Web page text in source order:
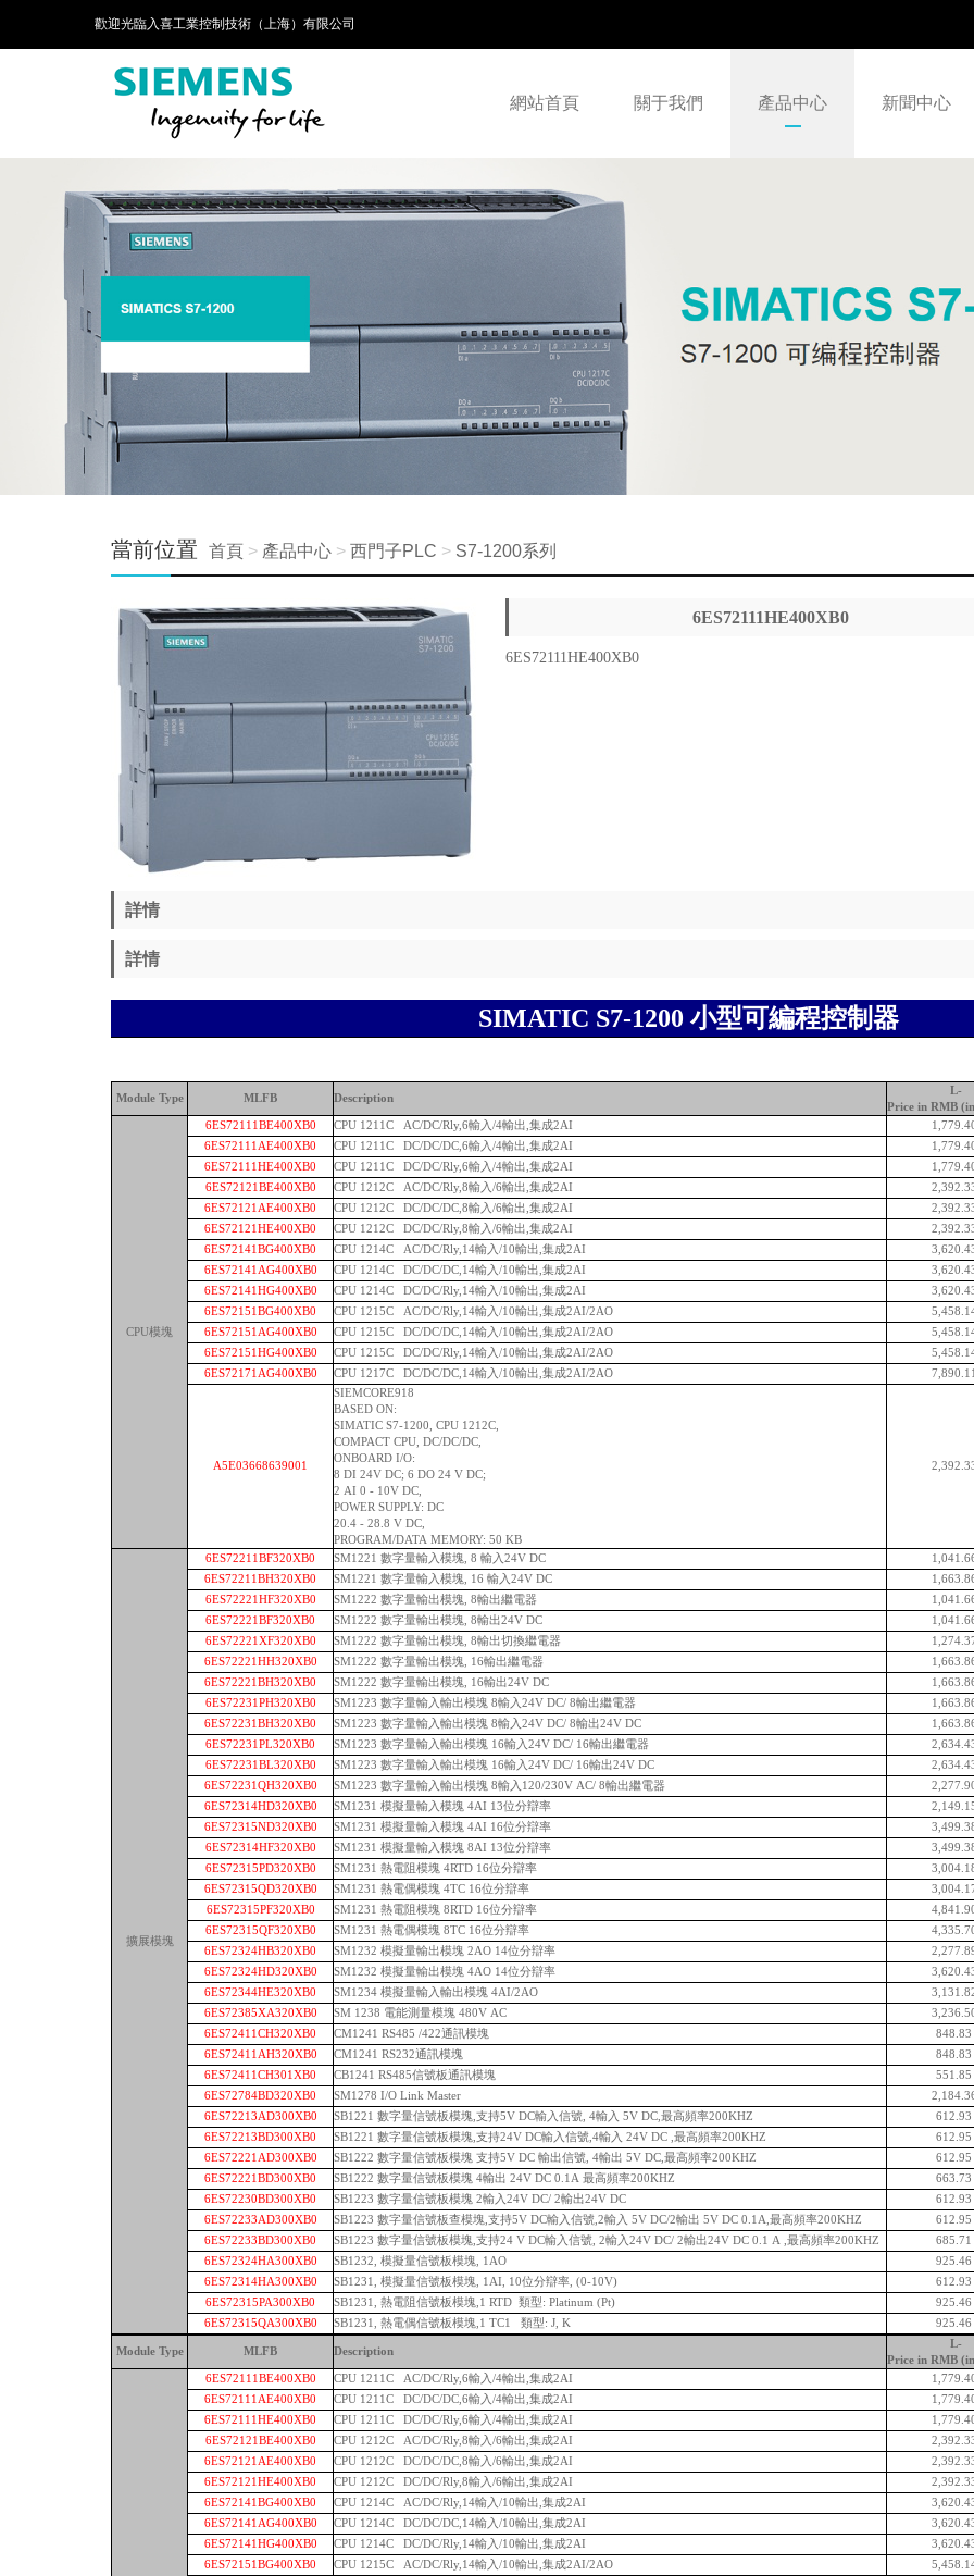
歡迎光臨入喜工業控制技術（上海）有限公司
網站首頁 關于我們 產品中心 新聞中心
當前位置 首頁 > 產品中心 > 西門子PLC > S7-1200系列
6ES72111HE400XB0
6ES72111HE400XB0
詳情
詳情
SIMATIC S7-1200 小型可編程控制器
Module Type MLFB Description
L-
Price in RMB
CPU模塊
6ES72111BE400XB0 CPU 1211C AC/DC/Rly,6輸入/4輸出,集成2AI
6ES72111AE400XB0
CPU 1211C DC/DC/DC,6輸入/4輸出,集成2AI
6ES72111HE400XB0
CPU 1211C DC/DC/Rly,6輸入/4輸出,集成2AI
6ES72121BE400XB0
CPU 1212C AC/DC/Rly,8輸入/6輸出,集成2AI
6ES72121AE400XB0
CPU 1212C DC/DC/DC,8輸入/6輸出,集成2AI
6ES72121HE400XB0
CPU 1212C DC/DC/Rly,8輸入/6輸出,集成2AI
6ES72141BG400XB0
CPU 1214C AC/DC/Rly,14輸入/10輸出,集成2AI
6ES72141AG400XB0
CPU 1214C DC/DC/DC,14輸入/10輸出,集成2AI
6ES72141HG400XB0
CPU 1214C DC/DC/Rly,14輸入/10輸出,集成2AI
6ES72151BG400XB0
CPU 1215C AC/DC/Rly,14輸入/10輸出,集成2AI/2AO
6ES72151AG400XB0
CPU 1215C DC/DC/DC,14輸入/10輸出,集成2AI/2AO
6ES72151HG400XB0
CPU 1215C DC/DC/Rly,14輸入/10輸出,集成2AI/2AO
6ES72171AG400XB0
CPU 1217C DC/DC/DC,14輸入/10輸出,集成2AI/2AO 7,890.11
A5E03668639001
SIEMCORE918
BASED ON:
SIMATIC S7-1200, CPU 1212C,
COMPACT CPU, DC/DC/DC,
ONBOARD I/O:
8 DI 24V DC; 6 DO 24 V DC;
2 AI 0 - 10V DC,
POWER SUPPLY: DC
20.4 - 28.8 V DC,
PROGRAM/DATA MEMORY: 50 KB
擴展模塊
6ES72211BF320XB0 SM1221 數字量輸入模塊, 8 輸入24V DC
6ES72211BH320XB0
SM1221 數字量輸入模塊, 16 輸入24V DC
6ES72221HF320XB0
SM1222 數字量輸出模塊, 8輸出繼電器
6ES72221BF320XB0
SM1222 數字量輸出模塊, 8輸出24V DC
6ES72221XF320XB0
SM1222 數字量輸出模塊, 8輸出切換繼電器
6ES72221HH320XB0
SM1222 數字量輸出模塊, 16輸出繼電器
6ES72221BH320XB0
SM1222 數字量輸出模塊, 16輸出24V DC
6ES72231PH320XB0
SM1223 數字量輸入輸出模塊 8輸入24V DC/ 8輸出繼電器
6ES72231BH320XB0
SM1223 數字量輸入輸出模塊 8輸入24V DC/ 8輸出24V DC
6ES72231PL320XB0
SM1223 數字量輸入輸出模塊 16輸入24V DC/ 16輸出繼電器
6ES72231BL320XB0
SM1223 數字量輸入輸出模塊 16輸入24V DC/ 16輸出24V DC
6ES72231QH320XB0
SM1223 數字量輸入輸出模塊 8輸入120/230V AC/ 8輸出繼電器
6ES72314HD320XB0
SM1231 模擬量輸入模塊 4AI 13位分辯率
6ES72315ND320XB0
SM1231 模擬量輸入模塊 4AI 16位分辯率
6ES72314HF320XB0
SM1231 模擬量輸入模塊 8AI 13位分辯率
6ES72315PD320XB0
SM1231 熱電阻模塊 4RTD 16位分辯率
6ES72315QD320XB0
SM1231 熱電偶模塊 4TC 16位分辯率
6ES72315PF320XB0
SM1231 熱電阻模塊 8RTD 16位分辯率
6ES72315QF320XB0
SM1231 熱電偶模塊 8TC 16位分辯率
6ES72324HB320XB0
SM1232 模擬量輸出模塊 2AO 14位分辯率
6ES72324HD320XB0
SM1232 模擬量輸出模塊 4AO 14位分辯率
6ES72344HE320XB0
SM1234 模擬量輸入輸出模塊 4AI/2AO
6ES72385XA320XB0
SM 1238 電能測量模塊 480V AC
6ES72411CH320XB0
CM1241 RS485 /422通訊模塊
848.83
6ES72411AH320XB0
CM1241 RS232通訊模塊
848.83
6ES72411CH301XB0
CB1241 RS485信號板通訊模塊
551.85
6ES72784BD320XB0
SM1278 I/O Link Master
6ES72213AD300XB0
SB1221 數字量信號板模塊,支持5V DC輸入信號, 4輸入 5V DC,最高頻率200KHZ
612.93
6ES72213BD300XB0
SB1221 數字量信號板模塊,支持24V DC輸入信號,4輸入 24V DC ,最高頻率200KHZ
612.95
6ES72221AD300XB0
SB1222 數字量信號板模塊 支持5V DC 輸出信號, 4輸出 5V DC,最高頻率200KHZ
612.95
6ES72221BD300XB0
SB1222 數字量信號板模塊 4輸出 24V DC 0.1A 最高頻率200KHZ
663.73
6ES72230BD300XB0
SB1223 數字量信號板模塊 2輸入24V DC/ 2輸出24V DC
612.93
6ES72233AD300XB0
SB1223 數字量信號板查模塊,支持5V DC輸入信號,2輸入 5V DC/2輸出 5V DC 0.1A,最高頻率200KHZ
612.95
6ES72233BD300XB0
SB1223 數字量信號板模塊,支持24 V DC輸入信號, 2輸入24V DC/ 2輸出24V DC 0.1 A ,最高頻率200KHZ
685.71
6ES72324HA300XB0
SB1232, 模擬量信號板模塊, 1AO
925.46
6ES72314HA300XB0
SB1231, 模擬量信號板模塊, 1AI, 10位分辯率, (0-10V)
612.93
6ES72315PA300XB0
SB1231, 熱電阻信號板模塊,1 RTD 類型: Platinum (Pt)
925.46
6ES72315QA300XB0
SB1231, 熱電偶信號板模塊,1 TC1 類型: J, K 925.46
Module Type MLFB Description
L-
Price in RMB
6ES72111BE400XB0 CPU 1211C AC/DC/Rly,6輸入/4輸出,集成2AI
6ES72111AE400XB0
CPU 1211C DC/DC/DC,6輸入/4輸出,集成2AI
6ES72111HE400XB0
CPU 1211C DC/DC/Rly,6輸入/4輸出,集成2AI
6ES72121BE400XB0
CPU 1212C AC/DC/Rly,8輸入/6輸出,集成2AI
6ES72121AE400XB0
CPU 1212C DC/DC/DC,8輸入/6輸出,集成2AI
6ES72121HE400XB0
CPU 1212C DC/DC/Rly,8輸入/6輸出,集成2AI
6ES72141BG400XB0
CPU 1214C AC/DC/Rly,14輸入/10輸出,集成2AI
6ES72141AG400XB0
CPU 1214C DC/DC/DC,14輸入/10輸出,集成2AI
6ES72141HG400XB0
CPU 1214C DC/DC/Rly,14輸入/10輸出,集成2AI
6ES72151BG400XB0
CPU 1215C AC/DC/Rly,14輸入/10輸出,集成2AI/2AO